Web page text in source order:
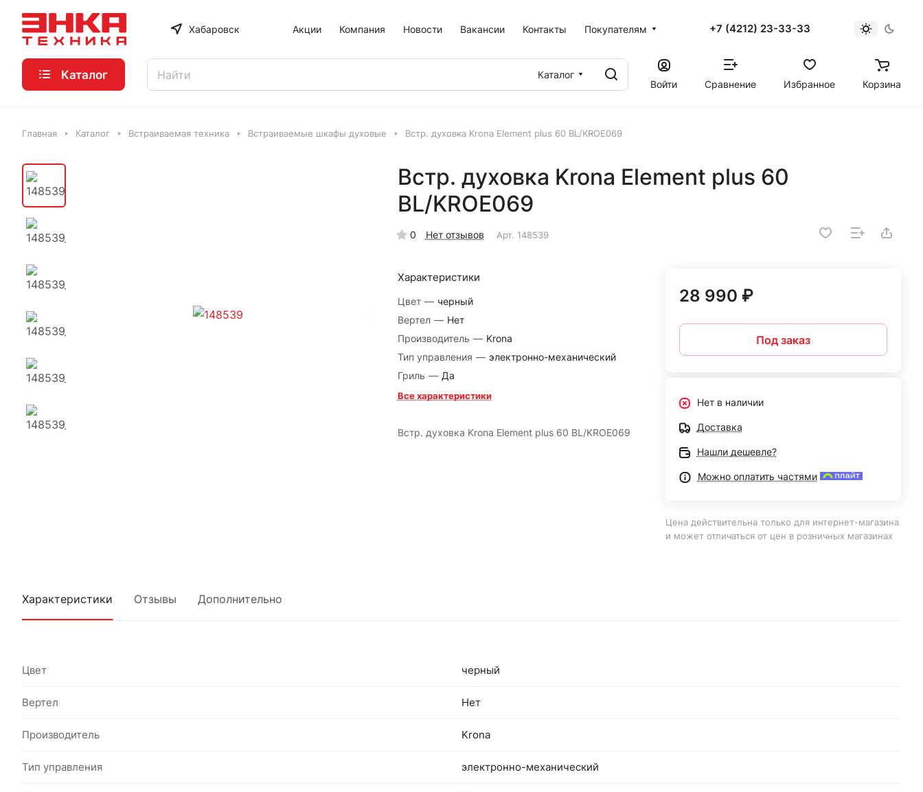
Хабаровск Акции Компания Новости Вакансии Контакты Покупателям +7 (4212) 23-33-33
Каталог
Каталог
Войти
Сравнение Избранное Корзина
Главная Каталог Встраиваемая техника Встраиваемые шкафы духовые Встр. духовка Krona Element plus 60 BL/KROE069
Встр. духовка Krona Element plus 60
BL/KROE069
0 Нет отзывов Арт. 148539
Характеристики
Цвет — черный
Вертел — Нет
Производитель — Krona
Тип управления — электронно-механический
Гриль — Да
Все характеристики
Встр. духовка Krona Element plus 60 BL/KROE069
28 990 ₽
Под заказ
Нет в наличии
Доставка
Нашли дешевле?
Можно оплатить частями
Цена действительна только для интернет-магазина
и может отличаться от цен в розничных магазинах
Характеристики Отзывы Дополнительно
Цвет черный
Вертел Нет
Производитель Krona
Тип управления электронно-механический